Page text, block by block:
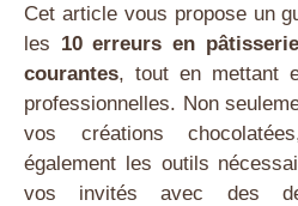
Cet article vous propose un
les 10 erreurs en
courantes, tout en mettant
professionnelles. Non
vos créations
également les outils
vos invités avec des